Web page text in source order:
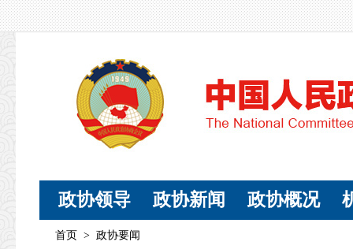
政协领导 政协新闻 政协概况
首页 > 政协要闻